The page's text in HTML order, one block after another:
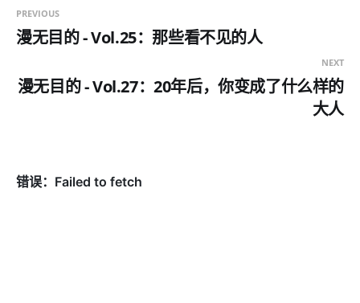
PREVIOUS
漫无目的 - Vol.25：那些看不见的人
NEXT
漫无目的 - Vol.27：20年后，你变成了什么样的
大人